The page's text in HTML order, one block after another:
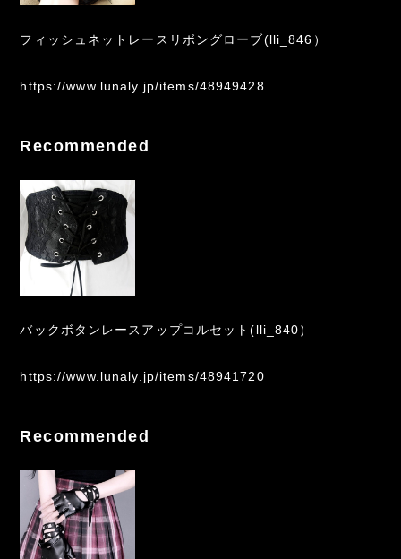
フィッシュネットレースリボングローブ(lli_846）
https://www.lunaly.jp/items/48949428
Recommended
バックボタンレースアップコルセット(lli_840）
https://www.lunaly.jp/items/48941720
Recommended